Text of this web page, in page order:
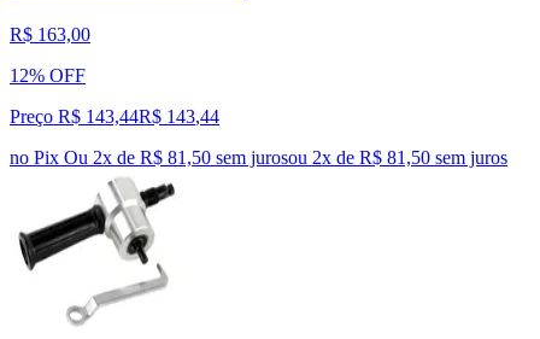
R$ 163,00
12% OFF
Preço R$ 143,44R$ 143,44
no Pix Ou 2x de R$ 81,50 sem jurosou 2x de R$ 81,50 sem juros